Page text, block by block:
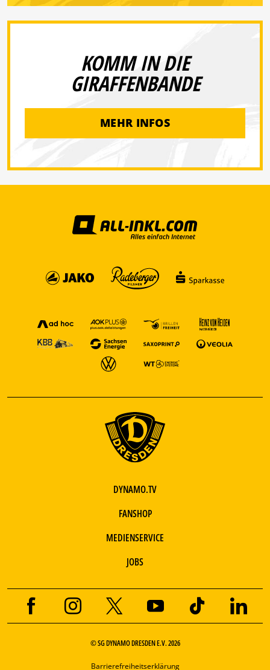
KOMM IN DIE
GIRAFFENBANDE
MEHR INFOS
DYNAMO.TV
FANSHOP
MEDIENSERVICE
JOBS
© SG DYNAMO DRESDEN E.V. 2026
Barrierefreiheitserklärung